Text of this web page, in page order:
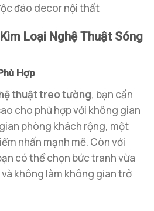
đáo decor nội thất
Loại Nghệ Thuật Sóng
Hợp
thuật treo tường, bạn cần
cho phù hợp với không gian
phòng khách rộng, một
nhấn mạnh mẽ. Còn với
có thể chọn bức tranh vừa
không làm không gian trở